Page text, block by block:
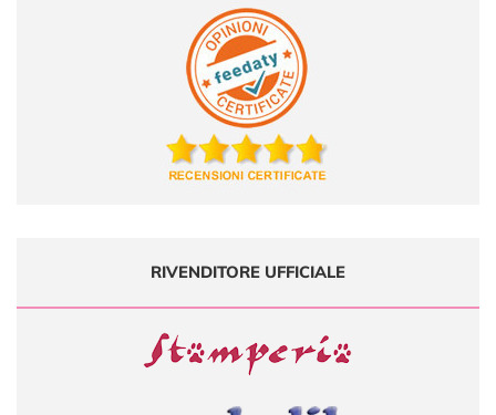
RIVENDITORE UFFICIALE